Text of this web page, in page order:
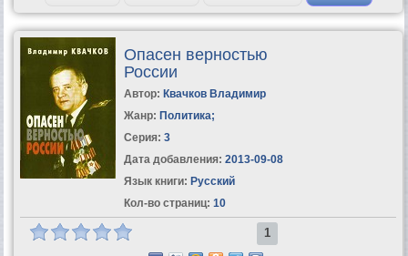
Опасен верностью
России
Автор: Квачков Владимир
Жанр: Политика;
Серия: 3
Дата добавления: 2013-09-08
Язык книги: Русский
Кол-во страниц: 10
1